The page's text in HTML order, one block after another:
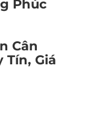
Phúc
Cân
Tín, Giá